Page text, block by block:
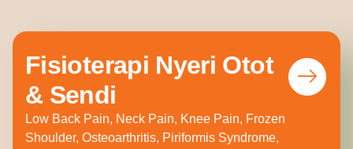
Fisioterapi Nyeri Otot
& Sendi
Low Back Pain, Neck Pain, Knee Pain, Frozen
Shoulder, Osteoarthritis, Piriformis Syndrome,